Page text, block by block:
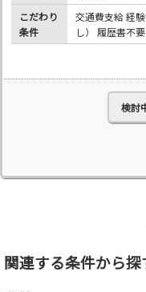
こだわり
条件
交通費支給 経
し） 履歴書不
検討
関連する条件から探